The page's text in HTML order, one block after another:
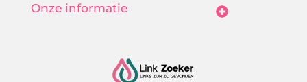
Onze informatie